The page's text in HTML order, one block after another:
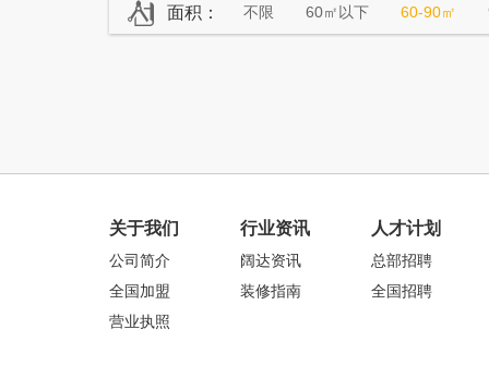
面积： 不限 60㎡以下 60-90㎡
关于我们
公司简介
全国加盟
营业执照
行业资讯
阔达资讯
装修指南
人才计划
总部招聘
全国招聘